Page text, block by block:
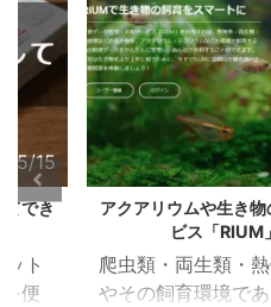
5/15
てでき
ト
便
アクアリウムや生き
ビス「RIUM
爬虫類・両生類・
やその飼育環境で